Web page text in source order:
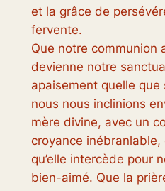
et la grâce de
fervente.
Que notre communion
devienne notre
apaisement quelle
nous nous inclinions
mère divine, avec un
croyance
qu’elle intercède pour
bien-aimé. Que la